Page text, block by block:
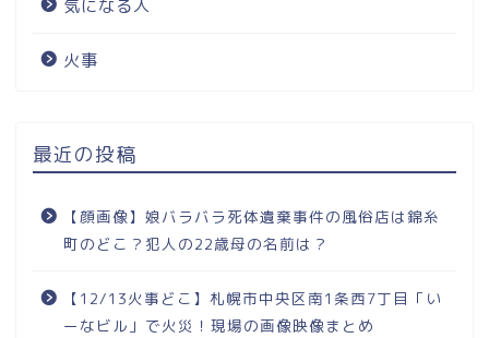
気になる人
火事
最近の投稿
【顔画像】娘バラバラ死体遺棄事件の風俗店は錦糸
町のどこ？犯人の22歳母の名前は？
【12/13火事どこ】札幌市中央区南1条西7丁目「い
ーなビル」で火災！現場の画像映像まとめ